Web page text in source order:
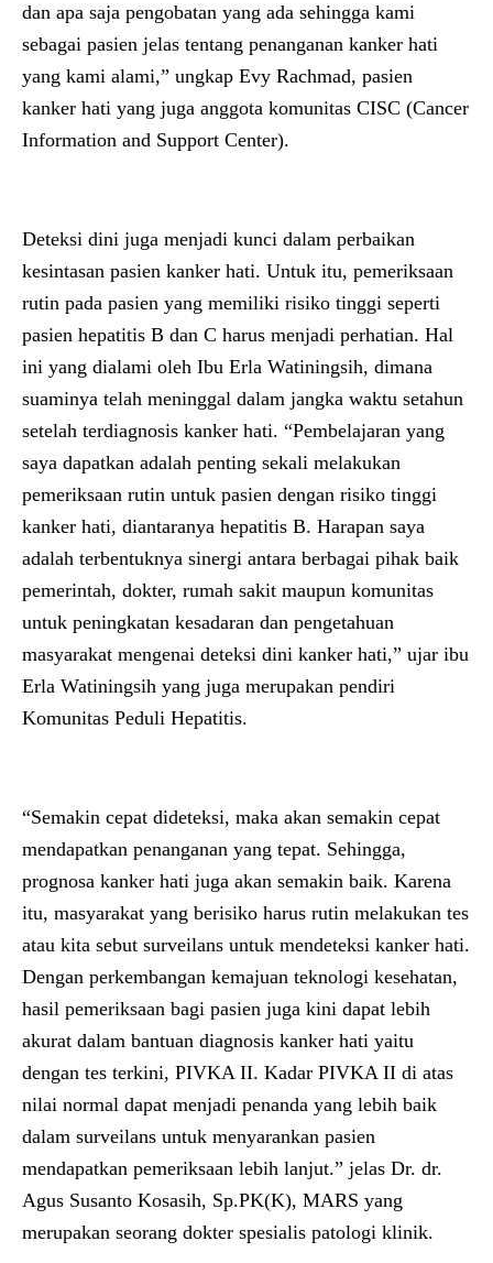
dan apa saja pengobatan yang ada sehingga kami
sebagai pasien jelas tentang penanganan kanker hati
yang kami alami,” ungkap Evy Rachmad, pasien
kanker hati yang juga anggota komunitas CISC (Cancer
Information and Support Center).
Deteksi dini juga menjadi kunci dalam perbaikan
kesintasan pasien kanker hati. Untuk itu, pemeriksaan
rutin pada pasien yang memiliki risiko tinggi seperti
pasien hepatitis B dan C harus menjadi perhatian. Hal
ini yang dialami oleh Ibu Erla Watiningsih, dimana
suaminya telah meninggal dalam jangka waktu setahun
setelah terdiagnosis kanker hati. “Pembelajaran yang
saya dapatkan adalah penting sekali melakukan
pemeriksaan rutin untuk pasien dengan risiko tinggi
kanker hati, diantaranya hepatitis B. Harapan saya
adalah terbentuknya sinergi antara berbagai pihak baik
pemerintah, dokter, rumah sakit maupun komunitas
untuk peningkatan kesadaran dan pengetahuan
masyarakat mengenai deteksi dini kanker hati,” ujar ibu
Erla Watiningsih yang juga merupakan pendiri
Komunitas Peduli Hepatitis.
“Semakin cepat dideteksi, maka akan semakin cepat
mendapatkan penanganan yang tepat. Sehingga,
prognosa kanker hati juga akan semakin baik. Karena
itu, masyarakat yang berisiko harus rutin melakukan tes
atau kita sebut surveilans untuk mendeteksi kanker hati.
Dengan perkembangan kemajuan teknologi kesehatan,
hasil pemeriksaan bagi pasien juga kini dapat lebih
akurat dalam bantuan diagnosis kanker hati yaitu
dengan tes terkini, PIVKA II. Kadar PIVKA II di atas
nilai normal dapat menjadi penanda yang lebih baik
dalam surveilans untuk menyarankan pasien
mendapatkan pemeriksaan lebih lanjut.” jelas Dr. dr.
Agus Susanto Kosasih, Sp.PK(K), MARS yang
merupakan seorang dokter spesialis patologi klinik.